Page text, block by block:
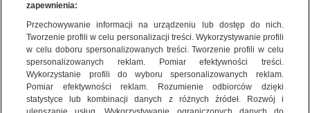
05.11.2020
TVN7 PO RAZ DRUGI OTRZYMUJE TYTUŁ STACJI
TELEWIZYJNEJ ROKU!
zapewnienia:
Przechowywanie informacji na urządzeniu lub dostęp do nich.
Tworzenie profili w celu personalizacji treści. Wykorzystywanie profili
w celu doboru spersonalizowanych treści. Tworzenie profili w celu
spersonalizowanych reklam. Pomiar efektywności treści.
Wykorzystanie profili do wyboru spersonalizowanych reklam.
Pomiar efektywności reklam. Rozumienie odbiorców dzięki
statystyce lub kombinacji danych z różnych źródeł. Rozwój i